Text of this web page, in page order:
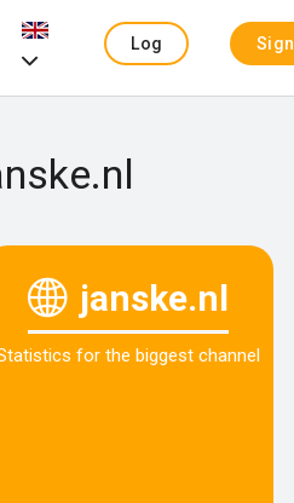
Log
Sign
janske.nl
for the biggest channel